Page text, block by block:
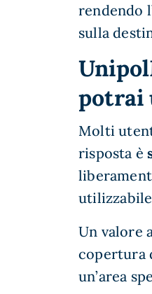
rendendo
sulla
potrai
Molti
risposta è
utilizzabile
Un valore
copertura
un’area